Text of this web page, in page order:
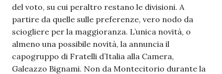
del voto, su cui peraltro restano le divisioni. A
partire da quelle sulle preferenze, vero nodo da
sciogliere per la maggioranza. L’unica novità, o
almeno una possibile novità, la annuncia il
capogruppo di Fratelli d’Italia alla Camera,
Galeazzo Bignami. Non da Montecitorio durante la